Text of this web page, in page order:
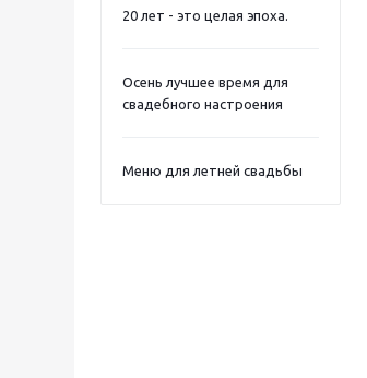
20 лет - это целая эпоха.
Осень лучшее время для
свадебного настроения
Меню для летней свадьбы